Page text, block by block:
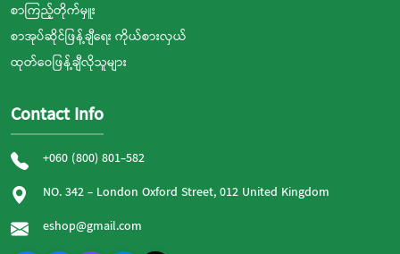
စာကြည့်တိုက်မှူး
စာအုပ်ဆိုင်ဖြန့်ချီရေး ကိုယ်စားလှယ်
ထုတ်ဝေဖြန့်ချီလိုသူများ
Contact Info
+060 (800) 801-582
NO. 342 - London Oxford Street, 012 United Kingdom
eshop@gmail.com